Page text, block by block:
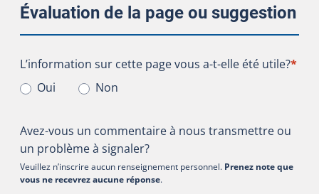
Évaluation de la page ou suggestion
L’information sur cette page vous a-t-elle été utile?
L’information sur cette page vous a-t-elle été utile?*
Oui
Non
Avez-vous un commentaire à nous transmettre ou
un problème à signaler?
Veuillez n’inscrire aucun renseignement personnel. Prenez note que
vous ne recevrez aucune réponse.